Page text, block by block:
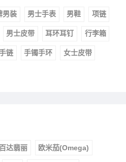
男装 男士手表 男鞋 项链
男士皮带 耳环耳钉 行李箱
链 手镯手环 女士皮带
百达翡丽 欧米茄(Omega)